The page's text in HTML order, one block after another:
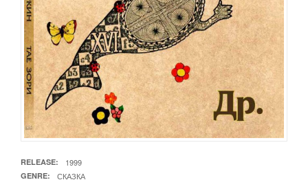
RELEASE 1999
GENRE СКАЗКА